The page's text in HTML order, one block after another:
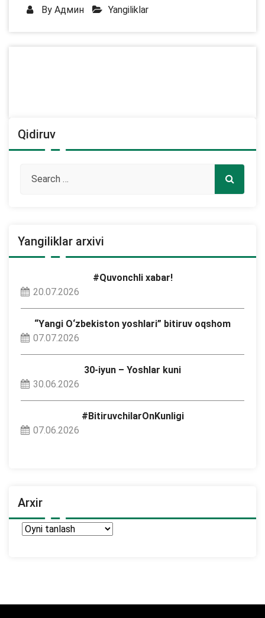
By Админ Yangiliklar
Qidiruv
Yangiliklar arxivi
#Quvonchli xabar!
20.07.2026
“Yangi O‘zbekiston yoshlari” bitiruv oqshom
07.07.2026
30-iyun – Yoshlar kuni
30.06.2026
#BitiruvchilarOnKunligi
07.06.2026
Arxir
Arxir